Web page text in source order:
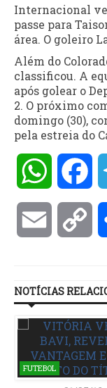
Internacional
passe para
área. O goleiro
Além do
classificou. A
após golear o
2. O próximo
domingo (30),
pela estreia do
Email
NOTÍCIAS
FUTEBOL